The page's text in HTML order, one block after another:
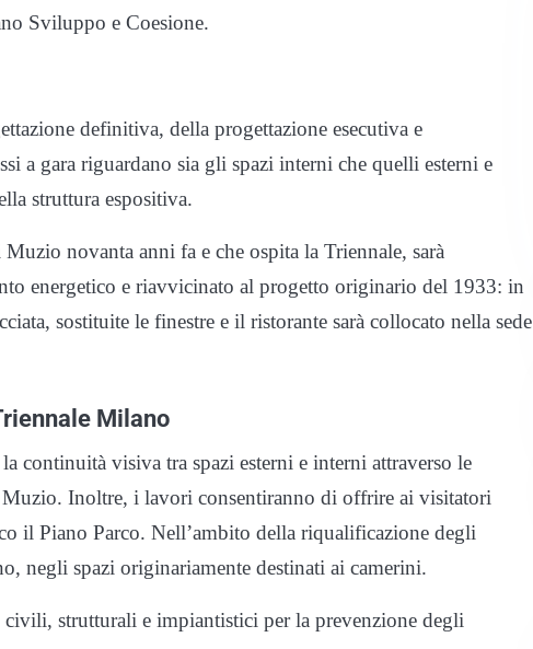
Sviluppo e Coesione.
definitiva, della progettazione esecutiva e
a gara riguardano sia gli spazi interni che quelli esterni e
struttura espositiva.
novanta anni fa e che ospita la Triennale, sarà
energetico e riavvicinato al progetto originario del 1933: in
sostituite le finestre e il ristorante sarà collocato nella sede
Milano
continuità visiva tra spazi esterni e interni attraverso le
Inoltre, i lavori consentiranno di offrire ai visitatori
il Piano Parco. Nell’ambito della riqualificazione degli
negli spazi originariamente destinati ai camerini.
strutturali e impiantistici per la prevenzione degli